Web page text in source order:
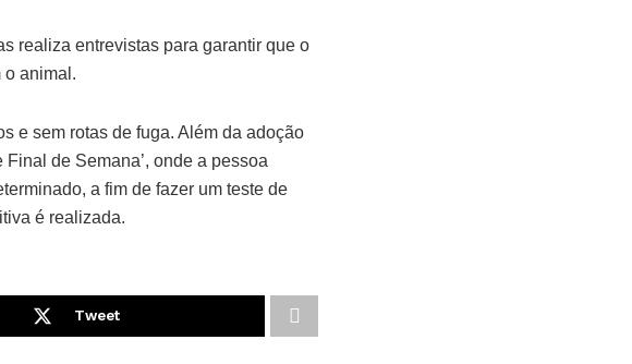
realiza entrevistas para garantir que o
o animal.
e sem rotas de fuga. Além da adoção
de Semana’, onde a pessoa
a fim de fazer um teste de
é realizada.
Tweet